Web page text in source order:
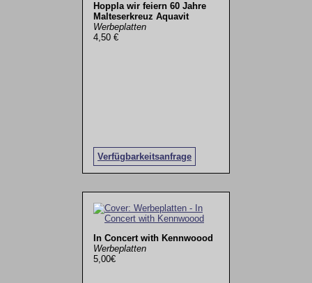
Hoppla wir feiern 60 Jahre
Malteserkreuz Aquavit
Werbeplatten
4,50 €
Verfügbarkeitsanfrage
In Concert with Kennwoood
Werbeplatten
5,00€